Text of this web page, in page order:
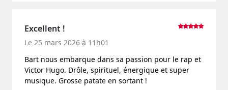
Excellent !
Le 25 mars 2026 à 11h01
Bart nous embarque dans sa passion pour le rap et
Victor Hugo. Drôle, spirituel, énergique et super
musique. Grosse patate en sortant !